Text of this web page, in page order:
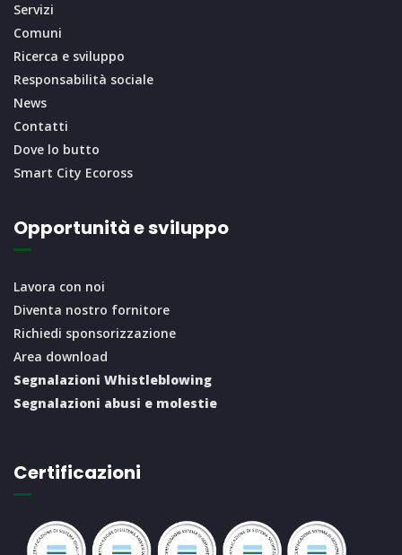
Servizi
Comuni
Ricerca e sviluppo
Responsabilità sociale
News
Contatti
Dove lo butto
Smart City Ecoross
Opportunità e sviluppo
Lavora con noi
Diventa nostro fornitore
Richiedi sponsorizzazione
Area download
Segnalazioni Whistleblowing
Segnalazioni abusi e molestie
Certificazioni